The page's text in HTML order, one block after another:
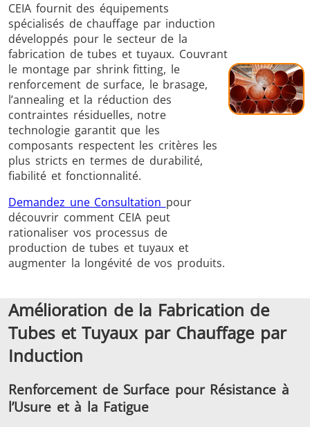
Brasage
Aluminium
Thermoscellage
chaud
Frettage
Générateur et
Contrôleur
Générateurs
CEIA fournit des équipements
spécialisés de chauffage par induction
développés pour le secteur de la
fabrication de tubes et tuyaux. Couvrant
le montage par shrink fitting, le
renforcement de surface, le brasage,
l’annealing et la réduction des
contraintes résiduelles, notre
technologie garantit que les
composants respectent les critères les
plus stricts en termes de durabilité,
fiabilité et fonctionnalité.
Demandez une Consultation pour
découvrir comment CEIA peut
rationaliser vos processus de
production de tubes et tuyaux et
augmenter la longévité de vos produits.
Amélioration de la Fabrication de
Tubes et Tuyaux par Chauffage par
Induction
Renforcement de Surface pour Résistance à
l’Usure et à la Fatigue